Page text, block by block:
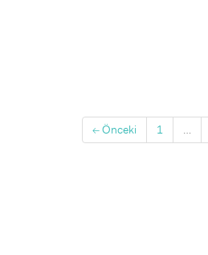
← Önceki 1 …